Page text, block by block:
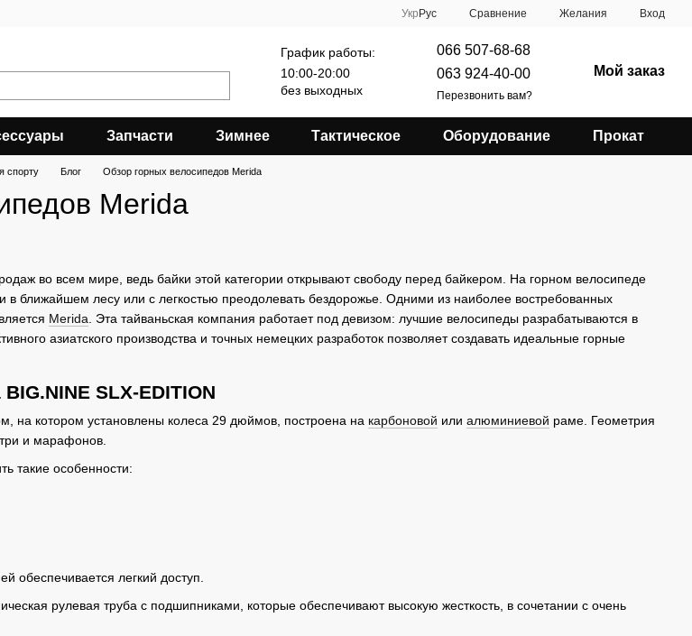
Укр Рус Сравнение Желания Вход
График работы:
10:00-20:00
без выходных
066 507-68-68
063 924-40-00
Перезвонить вам?
Мой заказ
Запчасти Зимнее Тактическое Оборудование Прокат
спорту Блог Обзор горных велосипедов Merida
Merida
во всем мире, ведь байки этой категории открывают свободу перед байкером. На горном велосипеде
в ближайшем лесу или с легкостью преодолевать бездорожье. Одними из наиболее востребованных
Merida. Эта тайваньская компания работает под девизом: лучшие велосипеды разрабатываются в
азиатского производства и точных немецких разработок позволяет создавать идеальные горные
SLX-EDITION
на котором установлены колеса 29 дюймов, построена на карбоновой или алюминиевой раме. Геометрия
и марафонов.
такие особенности:
обеспечивается легкий доступ.
рулевая труба с подшипниками, которые обеспечивают высокую жесткость, в сочетании с очень